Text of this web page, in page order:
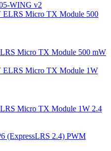
WING v2
Micro TX Module 500 mW
Micro TX Module 1W 2.4